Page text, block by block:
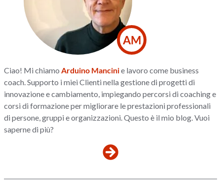
AM
Ciao! Mi chiamo Arduino Mancinie lavoro come business
coach. Supporto i miei Clienti nella gestione di progetti di
innovazione e cambiamento, impiegando percorsi di coaching e
corsi di formazione per migliorare le prestazioni professionali
di persone, gruppi e organizzazioni. Questo è il mio blog. Vuoi
saperne di più?